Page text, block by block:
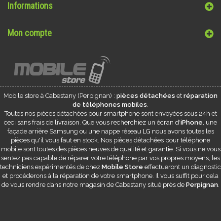
Informations
Mon compte
Mobile store à Cabestany (Perpignan) : pièces détachées et réparation
de téléphones mobiles.
Toutes nos pièces détachées pour smartphone sont envoyées sous 24h et
ceci sans frais de livraison. Que vous recherchiez un écran d'iPhone, une
façade arrière Samsung ou une nappe réseau LG nous avons toutes les
pièces qu'il vous faut en stock. Nos pièces détachées pour téléphone
mobile sont toutes des pièces neuves de qualité et garantie. Si vous ne vous
sentez pas capable de réparer votre téléphone par vos propres moyens, les
techniciens expérimentés de chez Mobile Store effectueront un diagnostic
et procéderons à la réparation de votre smartphone. Il vous suffit pour cela
de vous rendre dans notre magasin de Cabestany situé près de Perpignan.